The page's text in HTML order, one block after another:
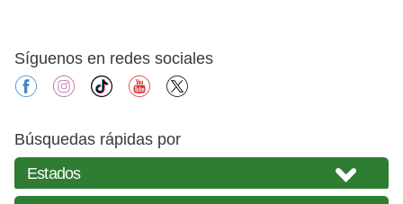
Síguenos en redes sociales
facebookinstagram
tiktok youtube
Búsquedas rápidas por